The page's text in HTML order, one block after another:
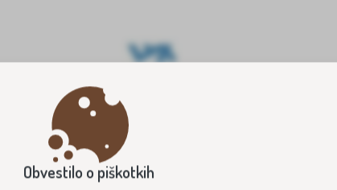
2027
MEDGENERACIJSKO POVEZOVANJE ZA VARNO
Obvestilo o piškotkih